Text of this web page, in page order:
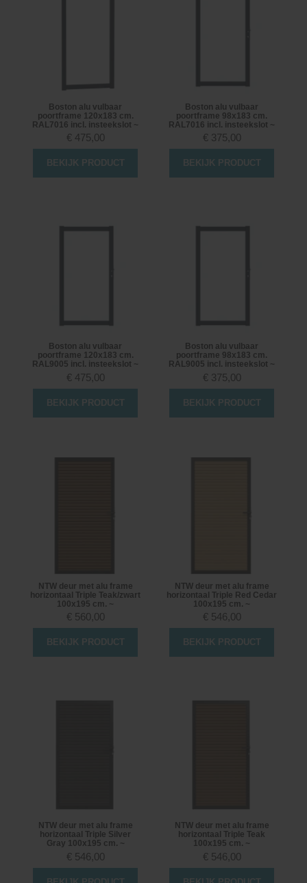
Boston alu vulbaar
poortframe 120x183 cm.
RAL7016 incl. insteekslot ~
€ 475,00
BEKIJK PRODUCT
Boston alu vulbaar
poortframe 98x183 cm.
RAL7016 incl. insteekslot ~
€ 375,00
BEKIJK PRODUCT
Boston alu vulbaar
poortframe 120x183 cm.
RAL9005 incl. insteekslot ~
€ 475,00
BEKIJK PRODUCT
Boston alu vulbaar
poortframe 98x183 cm.
RAL9005 incl. insteekslot ~
€ 375,00
BEKIJK PRODUCT
NTW deur met alu frame
horizontaal Triple Teak/zwart
100x195 cm. ~
€ 560,00
BEKIJK PRODUCT
NTW deur met alu frame
horizontaal Triple Red Cedar
100x195 cm. ~
€ 546,00
BEKIJK PRODUCT
NTW deur met alu frame
horizontaal Triple Silver
Gray 100x195 cm. ~
€ 546,00
NTW deur met alu frame
horizontaal Triple Teak
100x195 cm. ~
€ 546,00